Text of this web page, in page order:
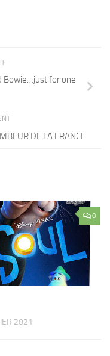
Bowie…just for one
DE LA FRANCE
0
2021